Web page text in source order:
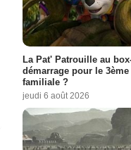
La Pat' Patrouille au
démarrage pour le
familiale ?
jeudi 6 août 2026